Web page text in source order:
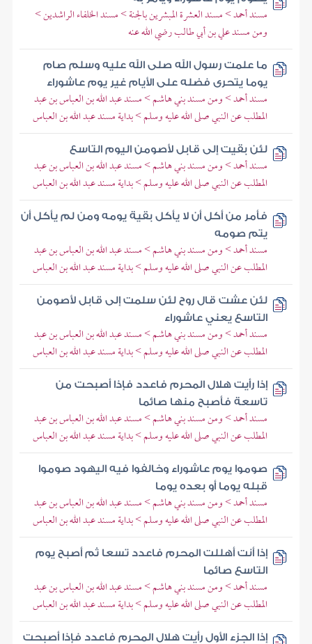
مسند أحمد > مسند العشرة المبشرين بالجنة > مسند الخلفاء الراشدين >
ومن مسند علي بن أبي طالب رضي الله عنه
ما علمت رسول الله صلى الله عليه وسلم صام
يوما يتحرى فضله على الأيام غير يوم عاشوراء
مسند أحمد > ومن مسند بني هاشم > مسند عبد الله بن العباس بن عبد
المطلب عن النبي صلى الله عليه وسلم > بداية مسند عبد الله بن العباس
لئن بقيت إلى قابل لأصومن اليوم التاسع
مسند أحمد > ومن مسند بني هاشم > مسند عبد الله بن العباس بن عبد
المطلب عن النبي صلى الله عليه وسلم > بداية مسند عبد الله بن العباس
فأمر من أكل أن لا يأكل بقية يومه ومن لم يأكل أن
يتم صومه
مسند أحمد > ومن مسند بني هاشم > مسند عبد الله بن العباس بن عبد
المطلب عن النبي صلى الله عليه وسلم > بداية مسند عبد الله بن العباس
لئن عشت قال روح لئن سلمت إلى قابل لأصومن
التاسع يعني عاشوراء
مسند أحمد > ومن مسند بني هاشم > مسند عبد الله بن العباس بن عبد
المطلب عن النبي صلى الله عليه وسلم > بداية مسند عبد الله بن العباس
إذا رأيت هلال المحرم فاعدد فإذا أصبحت من
تاسعة فأصبح منها صائما
مسند أحمد > ومن مسند بني هاشم > مسند عبد الله بن العباس بن عبد
المطلب عن النبي صلى الله عليه وسلم > بداية مسند عبد الله بن العباس
صوموا يوم عاشوراء وخالفوا فيه اليهود صوموا
قبله يوما أو بعده يوما
مسند أحمد > ومن مسند بني هاشم > مسند عبد الله بن العباس بن عبد
المطلب عن النبي صلى الله عليه وسلم > بداية مسند عبد الله بن العباس
إذا أنت أهللت المحرم فاعدد تسعا ثم أصبح يوم
التاسع صائما
مسند أحمد > ومن مسند بني هاشم > مسند عبد الله بن العباس بن عبد
المطلب عن النبي صلى الله عليه وسلم > بداية مسند عبد الله بن العباس
إذا الجزء الأول رأيت هلال المحرم فاعدد فإذا أصبحت